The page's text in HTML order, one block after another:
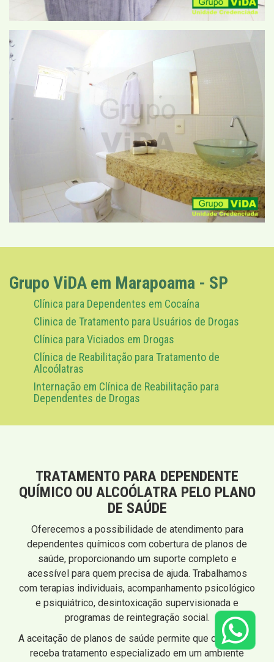
Grupo ViDA em Marapoama - SP
Clínica para Dependentes em Cocaína
Clinica de Tratamento para Usuários de Drogas
Clínica para Viciados em Drogas
Clínica de Reabilitação para Tratamento de
Alcoólatras
Internação em Clínica de Reabilitação para
Dependentes de Drogas
TRATAMENTO PARA DEPENDENTE
QUÍMICO OU ALCOÓLATRA PELO PLANO
DE SAÚDE
Oferecemos a possibilidade de atendimento para
dependentes químicos com cobertura de planos de
saúde, proporcionando um suporte completo e
acessível para quem precisa de ajuda. Trabalhamos
com terapias individuais, acompanhamento psicológico
e psiquiátrico, desintoxicação supervisionada e
programas de reintegração social.
A aceitação de planos de saúde permite que o paciente
receba tratamento especializado em um ambiente